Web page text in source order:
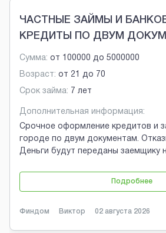
ЧАСТНЫЕ ЗАЙМЫ И
КРЕДИТЫ ПО ДВУМ
Сумма: от 100000 до 5000000
Возраст: от 21 до 70
Срок займа: 7 лет
Дополнительная информация:
Срочное оформление кредитов и
городе по двум документам.
Деньги будут переданы заемщику
Подробнее
Финдом Виктор 02 августа 2026